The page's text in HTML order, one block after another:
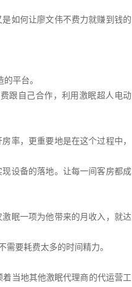
如何让廖文伟不费力就赚到钱的
平台。
跟自己合作，利用激眠超人电动
率，更重要地是在这个过程中，
设备的落地。让每一间客房都成
眠一项为他带来的月收入，就达
要耗费太多的时间精力。
当地其他激眠代理商的代运营工